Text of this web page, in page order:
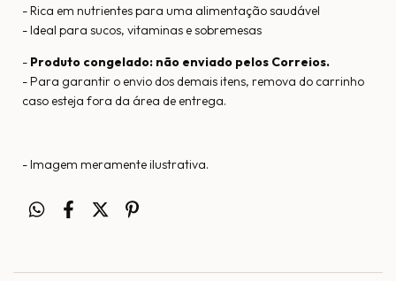
- Rica em nutrientes para uma alimentação saudável
- Ideal para sucos, vitaminas e sobremesas
- Produto congelado: não enviado pelos Correios.
- Para garantir o envio dos demais itens, remova do carrinho
caso esteja fora da área de entrega.
- Imagem meramente ilustrativa.